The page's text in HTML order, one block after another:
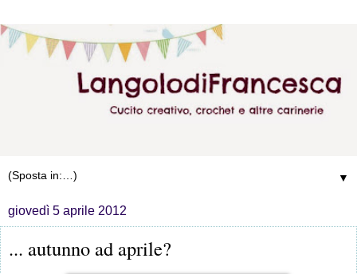
▼
giovedì 5 aprile 2012
... autunno ad aprile?